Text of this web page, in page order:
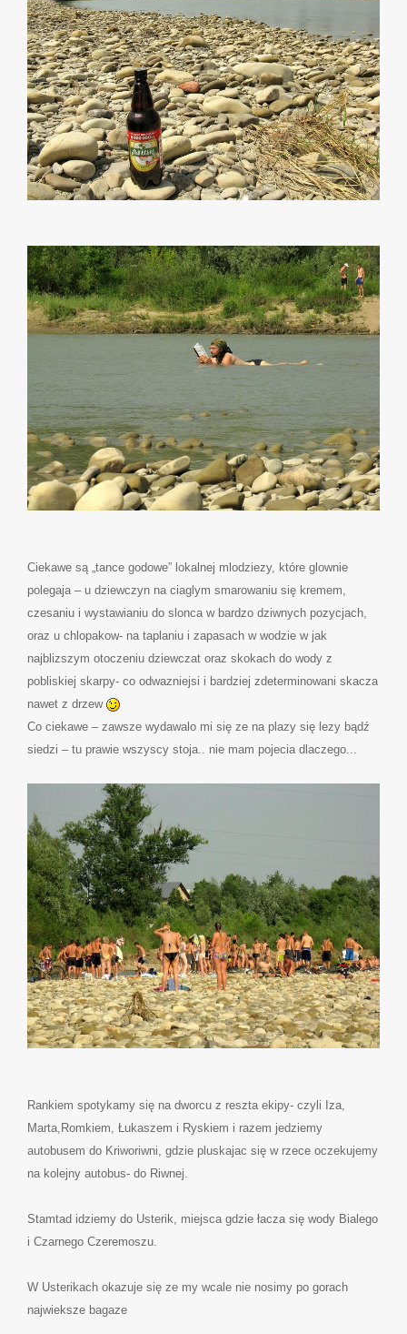
Ciekawe są „tance godowe” lokalnej mlodziezy, które glownie
polegaja – u dziewczyn na ciaglym smarowaniu się kremem,
czesaniu i wystawianiu do slonca w bardzo dziwnych pozycjach,
oraz u chlopakow- na taplaniu i zapasach w wodzie w jak
najblizszym otoczeniu dziewczat oraz skokach do wody z
pobliskiej skarpy- co odwazniejsi i bardziej zdeterminowani skacza
nawet z drzew
Co ciekawe – zawsze wydawalo mi się ze na plazy się lezy bądź
siedzi – tu prawie wszyscy stoja.. nie mam pojecia dlaczego...
Rankiem spotykamy się na dworcu z reszta ekipy- czyli Iza,
Marta,Romkiem, Łukaszem i Ryskiem i razem jedziemy
autobusem do Kriworiwni, gdzie pluskajac się w rzece oczekujemy
na kolejny autobus- do Riwnej.
Stamtad idziemy do Usterik, miejsca gdzie łacza się wody Bialego
i Czarnego Czeremoszu.
W Usterikach okazuje się ze my wcale nie nosimy po gorach
najwieksze bagaze